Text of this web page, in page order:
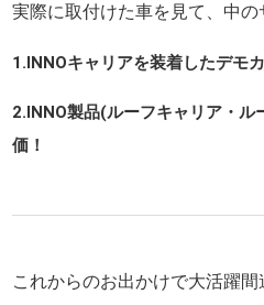
実際に取付けた車を見て、中の
1.INNOキャリアを装着したデモ
2.INNO製品(ルーフキャリア・ル
価！
これからのお出かけで大活躍間